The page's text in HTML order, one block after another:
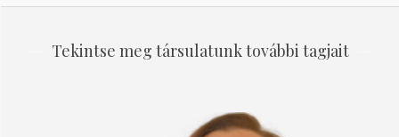
Tekintse meg társulatunk további tagjait